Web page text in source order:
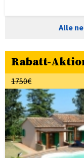
Alle
Rabatt-
1750€